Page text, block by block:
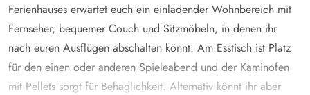
Ferienhauses erwartet euch ein einladender Wohnbereich mit
Fernseher, bequemer Couch und Sitzmöbeln, in denen ihr
nach euren Ausflügen abschalten könnt. Am Esstisch ist Platz
für den einen oder anderen Spieleabend und der Kaminofen
mit Pellets sorgt für Behaglichkeit. Alternativ könnt ihr aber